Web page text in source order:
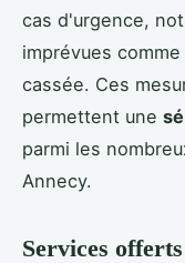
cas d'urgence,
imprévues
cassée. Ces
permettent une
parmi les
Annecy.
Services